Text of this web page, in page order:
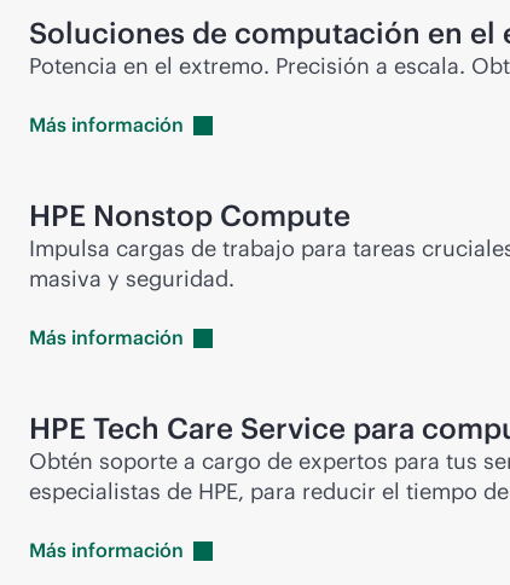
Soluciones de computación en el
Potencia en el extremo. Precisión a escala.
Más información
HPE Nonstop Compute
Impulsa cargas de trabajo para tareas
masiva y seguridad.
Más información
HPE Tech Care Service para
Obtén soporte a cargo de expertos para tus
especialistas de HPE, para reducir el tiempo
Más información